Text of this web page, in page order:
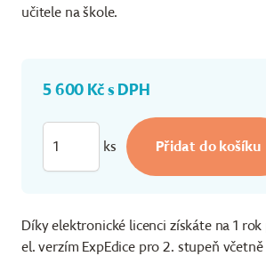
učitele na škole.
5 600 Kč s DPH
ks
Díky elektronické licenci získáte na 1
el. verzím ExpEdice pro 2. stupeň